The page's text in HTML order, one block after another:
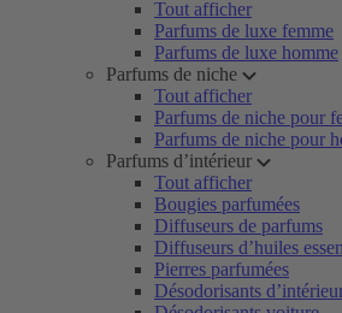
Tout afficher
Parfums de luxe femme
Parfums de luxe homme
Parfums de niche
Tout afficher
Parfums de niche pour
Parfums de niche pour
Parfums d’intérieur
Tout afficher
Bougies parfumées
Diffuseurs de parfums
Diffuseurs d’huiles
Pierres parfumées
Désodorisants